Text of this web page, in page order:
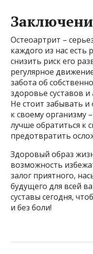
Остеоартрит –
каждого из нас
снизить риск его
регулярное
забота об
здоровье суставов
Не стоит забывать
к своему организму
лучше обратиться к
предотвратить
Здоровый образ
возможность
залог приятного,
будущего для всей
суставы сегодня,
и без боли!